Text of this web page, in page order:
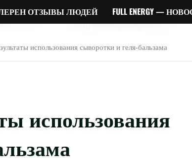
ОТЗЫВЫ ЛЮДЕЙ FULL ENERGY —
использования сыворотки и геля-бальзама
использования